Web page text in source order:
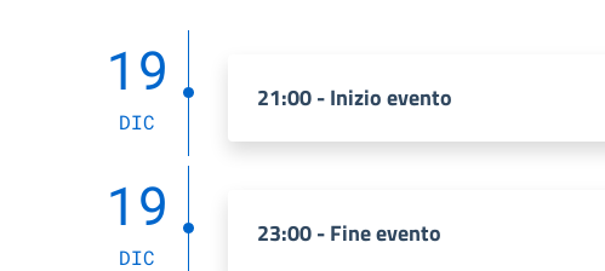
19
DIC
21:00 - Inizio evento
19
DIC
23:00 - Fine evento